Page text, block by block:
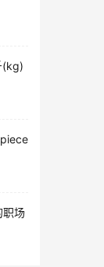
(kg)
职场